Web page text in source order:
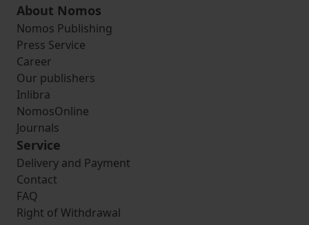
About Nomos
Nomos Publishing
Press Service
Career
Our publishers
Inlibra
NomosOnline
Journals
Service
Delivery and Payment
Contact
FAQ
Right of Withdrawal